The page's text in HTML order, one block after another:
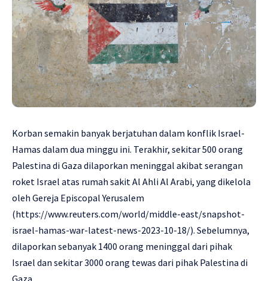
Korban semakin banyak berjatuhan dalam konflik Israel-
Hamas dalam dua minggu ini. Terakhir, sekitar 500 orang
Palestina di Gaza dilaporkan meninggal akibat serangan
roket Israel atas rumah sakit Al Ahli Al Arabi, yang dikelola
oleh Gereja Episcopal Yerusalem
(https://www.reuters.com/world/middle-east/snapshot-
israel-hamas-war-latest-news-2023-10-18/). Sebelumnya,
dilaporkan sebanyak 1400 orang meninggal dari pihak
Israel dan sekitar 3000 orang tewas dari pihak Palestina di